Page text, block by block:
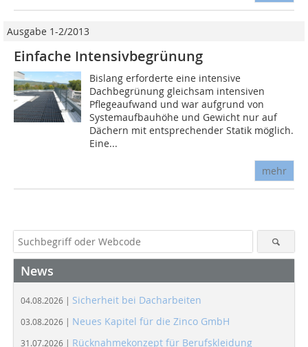
Ausgabe 1-2/2013
Einfache Intensivbegrünung
Bislang erforderte eine intensive
Dachbegrünung gleichsam intensiven
Pflegeaufwand und war aufgrund von
Systemaufbauhöhe und Gewicht nur auf
Dächern mit entsprechender Statik möglich.
Eine...
mehr
News
04.08.2026 | Sicherheit bei Dacharbeiten
03.08.2026 | Neues Kapitel für die Zinco GmbH
31.07.2026 | Rücknahmekonzept für Berufskleidung